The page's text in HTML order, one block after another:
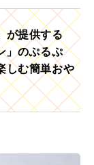
が提供する
」のぷるぷ
しむ簡単おや